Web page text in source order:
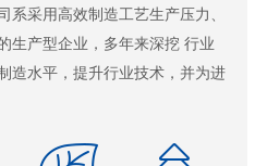
系采用高效制造工艺生产压力、
生产型企业，多年来深挖 行业
造水平，提升行业技术，并为进